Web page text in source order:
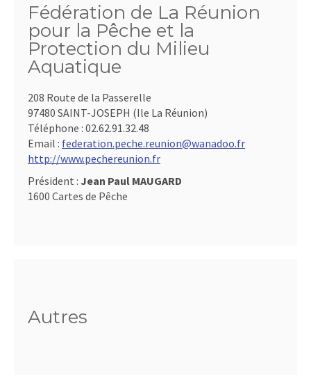
Fédération de La Réunion
pour la Pêche et la
Protection du Milieu
Aquatique
208 Route de la Passerelle
97480 SAINT-JOSEPH (Ile La Réunion)
Téléphone : 02.62.91.32.48
Email : federation.peche.reunion@wanadoo.fr
http://www.pechereunion.fr
Président : Jean Paul MAUGARD
1600 Cartes de Pêche
Autres